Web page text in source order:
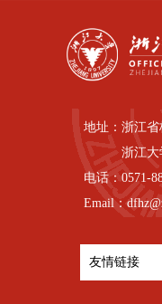
地址： 浙江省
浙江大
电话：0571-
Email：
友情链接